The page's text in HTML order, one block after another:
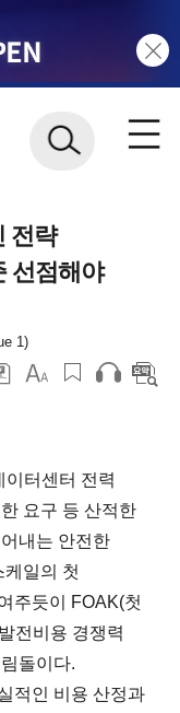
전략
선점해야
1)
이터센터 전력
요구 등 산적한
내는 안전한
케일의 첫
주듯이 FOAK(첫
전비용 경쟁력
돌이다.
적인 비용 산정과